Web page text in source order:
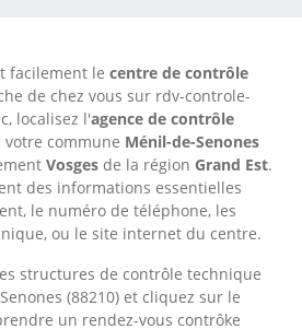
facilement le centre de contrôle
de chez vous sur rdv-controle-
localisez l'agence de contrôle
votre commune Ménil-de-Senones
Vosges de la région Grand Est.
des informations essentielles
le numéro de téléphone, les
ou le site internet du centre.
structures de contrôle technique
(88210) et cliquez sur le
un rendez-vous contrôke